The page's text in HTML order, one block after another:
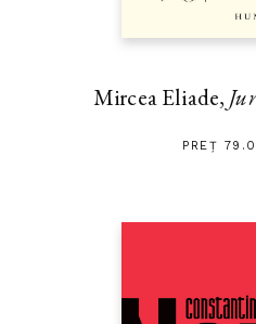
Mircea Eliade,
PREȚ